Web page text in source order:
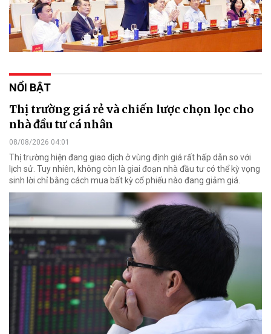
NỔI BẬT
Thị trường giá rẻ và chiến lược chọn lọc cho
nhà đầu tư cá nhân
08/08/2026 04:01
Thị trường hiện đang giao dịch ở vùng định giá rất hấp dẫn so với
lịch sử. Tuy nhiên, không còn là giai đoạn nhà đầu tư có thể kỳ vọng
sinh lời chỉ bằng cách mua bất kỳ cổ phiếu nào đang giảm giá.